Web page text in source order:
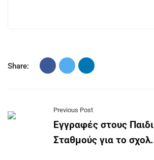
Share:
Previous Post
Εγγραφές στους
Σταθμούς για το